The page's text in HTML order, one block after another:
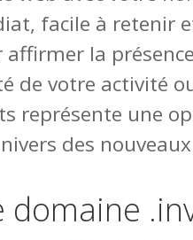
facile à retenir
la
de votre activité
représente une
des
domaine